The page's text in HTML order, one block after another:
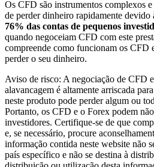
Os CFD são instrumentos complexos
de perder dinheiro rapidamente devido
76% das contas de pequenos
quando negoceiam CFD com este
compreende como funcionam os CFD
perder o seu dinheiro.
Aviso de risco: A negociação de CFD
alavancagem é altamente arriscada
neste produto pode perder algum ou
Portanto, os CFD e o Forex podem
investidores. Certifique-se de que
e, se necessário, procure
informação contida neste website não
país específico e não se destina à